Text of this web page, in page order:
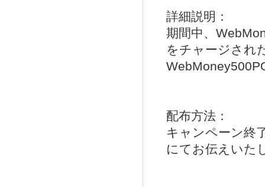
詳細説明：
期間中、
をチャージされ
配布方法：
キャンペーン終
にてお伝えいた